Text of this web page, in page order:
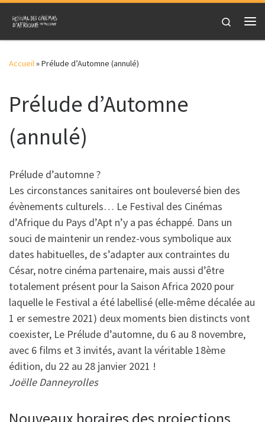
Skip to content
Search
Accueil»Prélude d’Automne (annulé)
Prélude d’Automne
(annulé)
Prélude d’automne ?
Les circonstances sanitaires ont bouleversé bien des
évènements culturels… Le Festival des Cinémas
d’Afrique du Pays d’Apt n’y a pas échappé. Dans un
souci de maintenir un rendez-vous symbolique aux
dates habituelles, de s’adapter aux contraintes du
César, notre cinéma partenaire, mais aussi d’être
totalement présent pour la Saison Africa 2020 pour
laquelle le Festival a été labellisé (elle-même décalée au
1 er semestre 2021) deux moments bien distincts vont
coexister, Le Prélude d’automne, du 6 au 8 novembre,
avec 6 films et 3 invités, avant la véritable 18ème
édition, du 22 au 28 janvier 2021 !
Joëlle Danneyrolles
Nouveaux horaires des projections